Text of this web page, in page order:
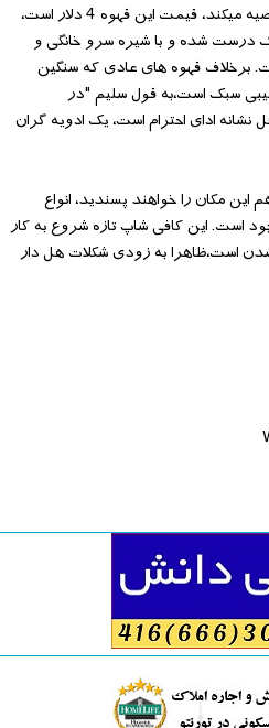
سلیم شخصا کاپوچینو هل دار را توصیه میکند، قیمت این قهوه 4 دلار است،
درست شده و با شیره سرو خانگی و
قهوه های عادی که سنگین
سبک است،به قول سلیم "در
ادای احترام است، یک ادویه گران
مکان را خواهند پسندید، انواع
است. این کافی شاپ تازه شروع به کار
است،ظاهرا به زودی شکلات هل دار